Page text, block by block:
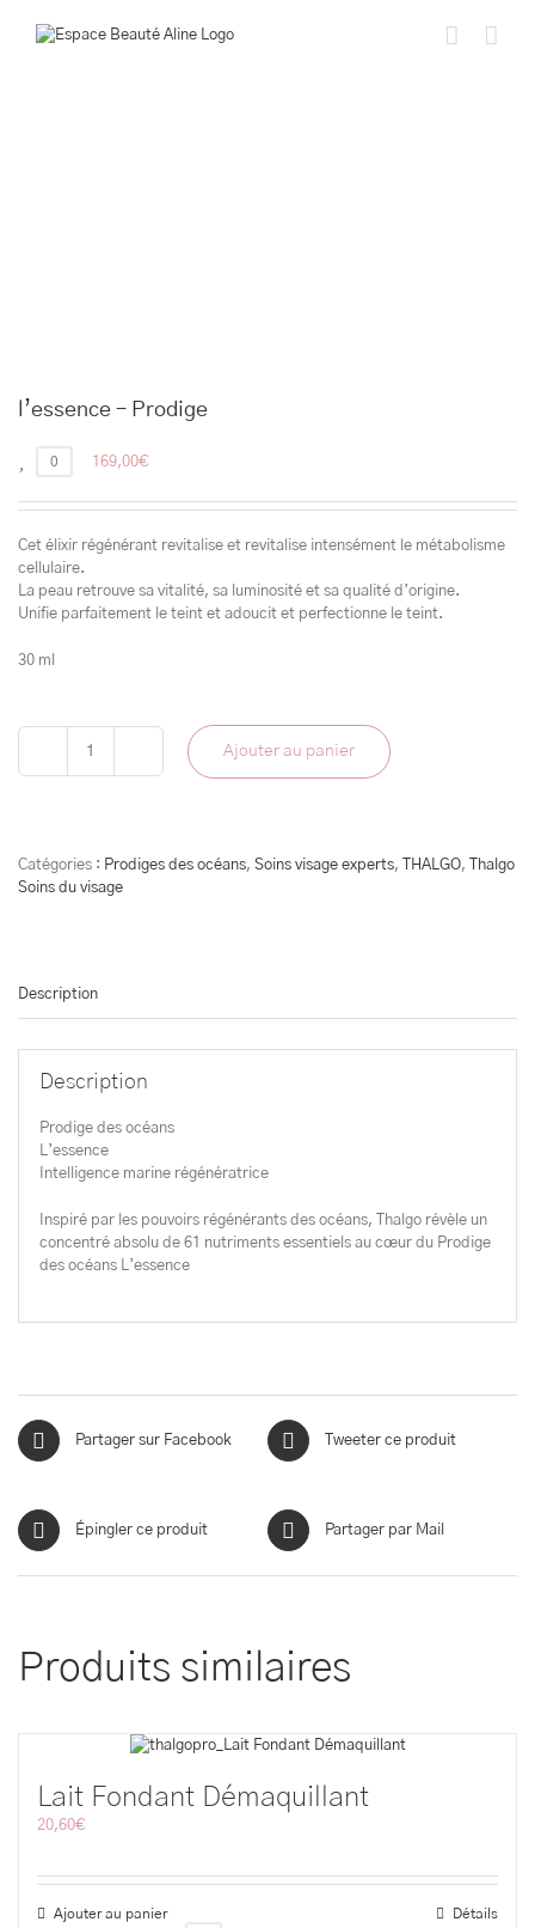
l’essence – Prodige
0 169,00€
Cet élixir régénérant revitalise et revitalise intensément le métabolisme
cellulaire.
La peau retrouve sa vitalité, sa luminosité et sa qualité d’origine.
Unifie parfaitement le teint et adoucit et perfectionne le teint.
30 ml
quantité
Ajouter au panier
Catégories : Prodiges des océans, Soins visage experts, THALGO,
Thalgo
Soins du visage
Description
Description
Prodige des océans
L’essence
Intelligence marine régénératrice
Inspiré par les pouvoirs régénérants des océans, Thalgo révèle un
concentré absolu de 61 nutriments essentiels au cœur du Prodige
des océans L’essence
Partager sur Facebook Tweeter ce produit
Épingler ce produit Partager par Mail
Produits similaires
Lait Fondant Démaquillant
20,60€
Ajouter au panier
Détails